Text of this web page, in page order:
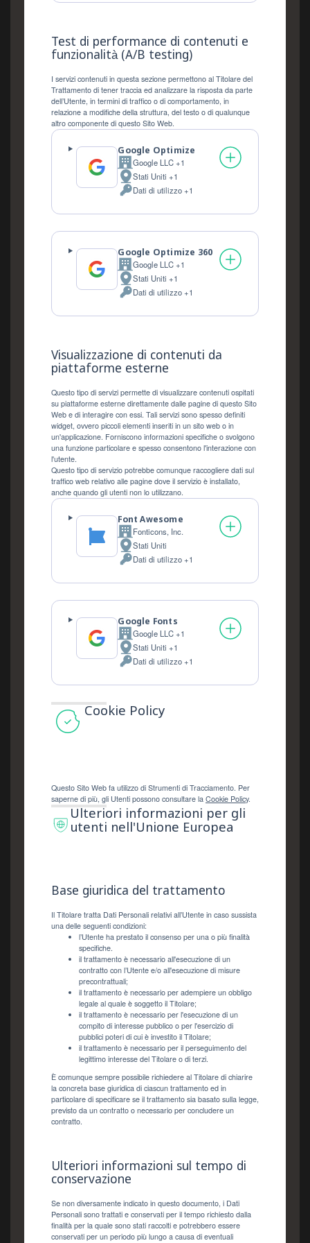
trattati:
Test di performance di contenuti e
funzionalità (A/B testing)
I servizi contenuti in questa sezione permettono al Titolare del
Trattamento di tener traccia ed analizzare la risposta da parte
dell’Utente, in termini di traffico o di comportamento, in
relazione a modifiche della struttura, del testo o di qualunque
altro componente di questo Sito Web.
Google Optimize
Azienda:Google LLC +1
Luogo
del
Stati Uniti +1
Dati
trattati:
Dati di utilizzo +1
Google Optimize 360
Azienda:Google LLC +1
Luogo
del
Stati Uniti +1
Dati
trattati:
Dati di utilizzo +1
Visualizzazione di contenuti da
piattaforme esterne
Questo tipo di servizi permette di visualizzare contenuti ospitati
su piattaforme esterne direttamente dalle pagine di questo Sito
Web e di interagire con essi. Tali servizi sono spesso definiti
widget, ovvero piccoli elementi inseriti in un sito web o in
un'applicazione. Forniscono informazioni specifiche o svolgono
una funzione particolare e spesso consentono l'interazione con
l'utente.
Questo tipo di servizio potrebbe comunque raccogliere dati sul
traffico web relativo alle pagine dove il servizio è installato,
anche quando gli utenti non lo utilizzano.
Font Awesome
Azienda:Fonticons, Inc.
Luogo
del
Stati Uniti
Dati
trattati:
Dati di utilizzo +1
Google Fonts
Azienda:Google LLC +1
Luogo
del
Stati Uniti +1
Dati
trattati:
Dati di utilizzo +1
Cookie Policy
Questo Sito Web fa utilizzo di Strumenti di Tracciamento. Per
saperne di più, gli Utenti possono consultare la Cookie Policy.
Ulteriori informazioni per gli
utenti nell'Unione Europea
Base giuridica del trattamento
Il Titolare tratta Dati Personali relativi all’Utente in caso sussista
una delle seguenti condizioni:
l’Utente ha prestato il consenso per una o più finalità
specifiche.
il trattamento è necessario all'esecuzione di un
contratto con l’Utente e/o all'esecuzione di misure
precontrattuali;
il trattamento è necessario per adempiere un obbligo
legale al quale è soggetto il Titolare;
il trattamento è necessario per l'esecuzione di un
compito di interesse pubblico o per l'esercizio di
pubblici poteri di cui è investito il Titolare;
il trattamento è necessario per il perseguimento del
legittimo interesse del Titolare o di terzi.
È comunque sempre possibile richiedere al Titolare di chiarire
la concreta base giuridica di ciascun trattamento ed in
particolare di specificare se il trattamento sia basato sulla legge,
previsto da un contratto o necessario per concludere un
contratto.
Ulteriori informazioni sul tempo di
conservazione
Se non diversamente indicato in questo documento, i Dati
Personali sono trattati e conservati per il tempo richiesto dalla
finalità per la quale sono stati raccolti e potrebbero essere
conservati per un periodo più lungo a causa di eventuali